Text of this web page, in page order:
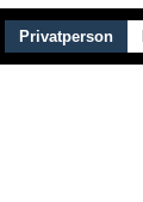
Privatperson